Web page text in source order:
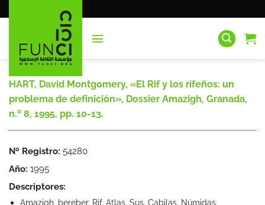
al
HART, David Montgomery, «El Rif y los rifeños: un
problema de definición», Dossier Amazigh, Granada,
n.º 8, 1995, pp. 10-13.
Nº Registro: 54280
Año: 1995
Descriptores:
Amazigh, bereber. Rif. Atlas. Sus. Cabilas. Númidas.